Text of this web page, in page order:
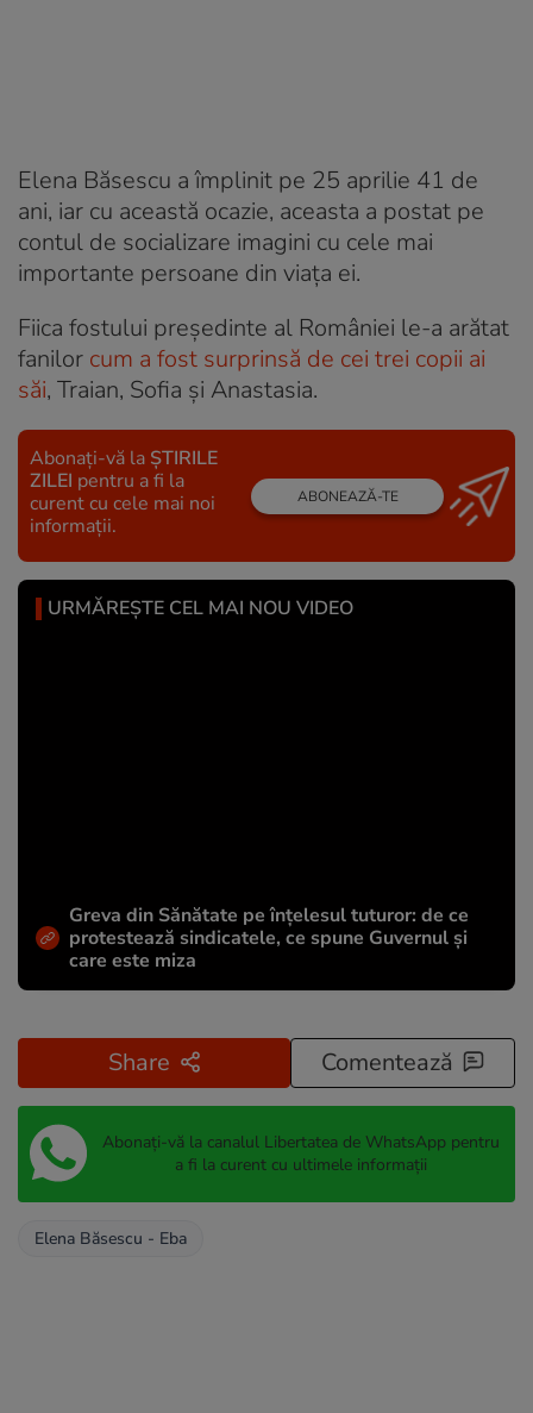
Elena Băsescu a împlinit pe 25 aprilie 41 de
ani, iar cu această ocazie, aceasta a postat pe
contul de socializare imagini cu cele mai
importante persoane din viața ei.
Fiica fostului președinte al României le-a arătat
fanilor cum a fost surprinsă de cei trei copii ai
săi, Traian, Sofia și Anastasia.
Abonați-vă la ȘTIRILE
ZILEI pentru a fi la
curent cu cele mai noi
informații.
ABONEAZĂ-TE
URMĂREȘTE CEL MAI NOU VIDEO
Greva din Sănătate pe înțelesul tuturor: de ce
protestează sindicatele, ce spune Guvernul și
care este miza
Share Comentează
Abonați-vă la canalul Libertatea de WhatsApp pentru
a fi la curent cu ultimele informații
Elena Băsescu - Eba